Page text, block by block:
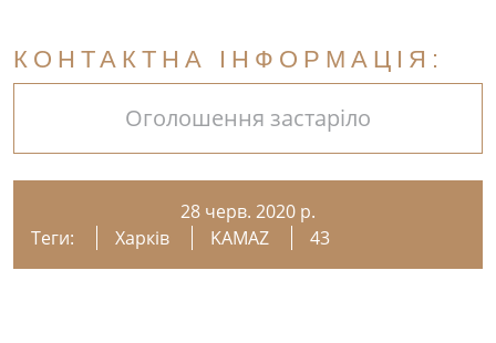
КОНТАКТНА ІНФОРМАЦІЯ:
Оголошення застаріло
28 черв. 2020 р.
Теги:
Харків KAMAZ 43